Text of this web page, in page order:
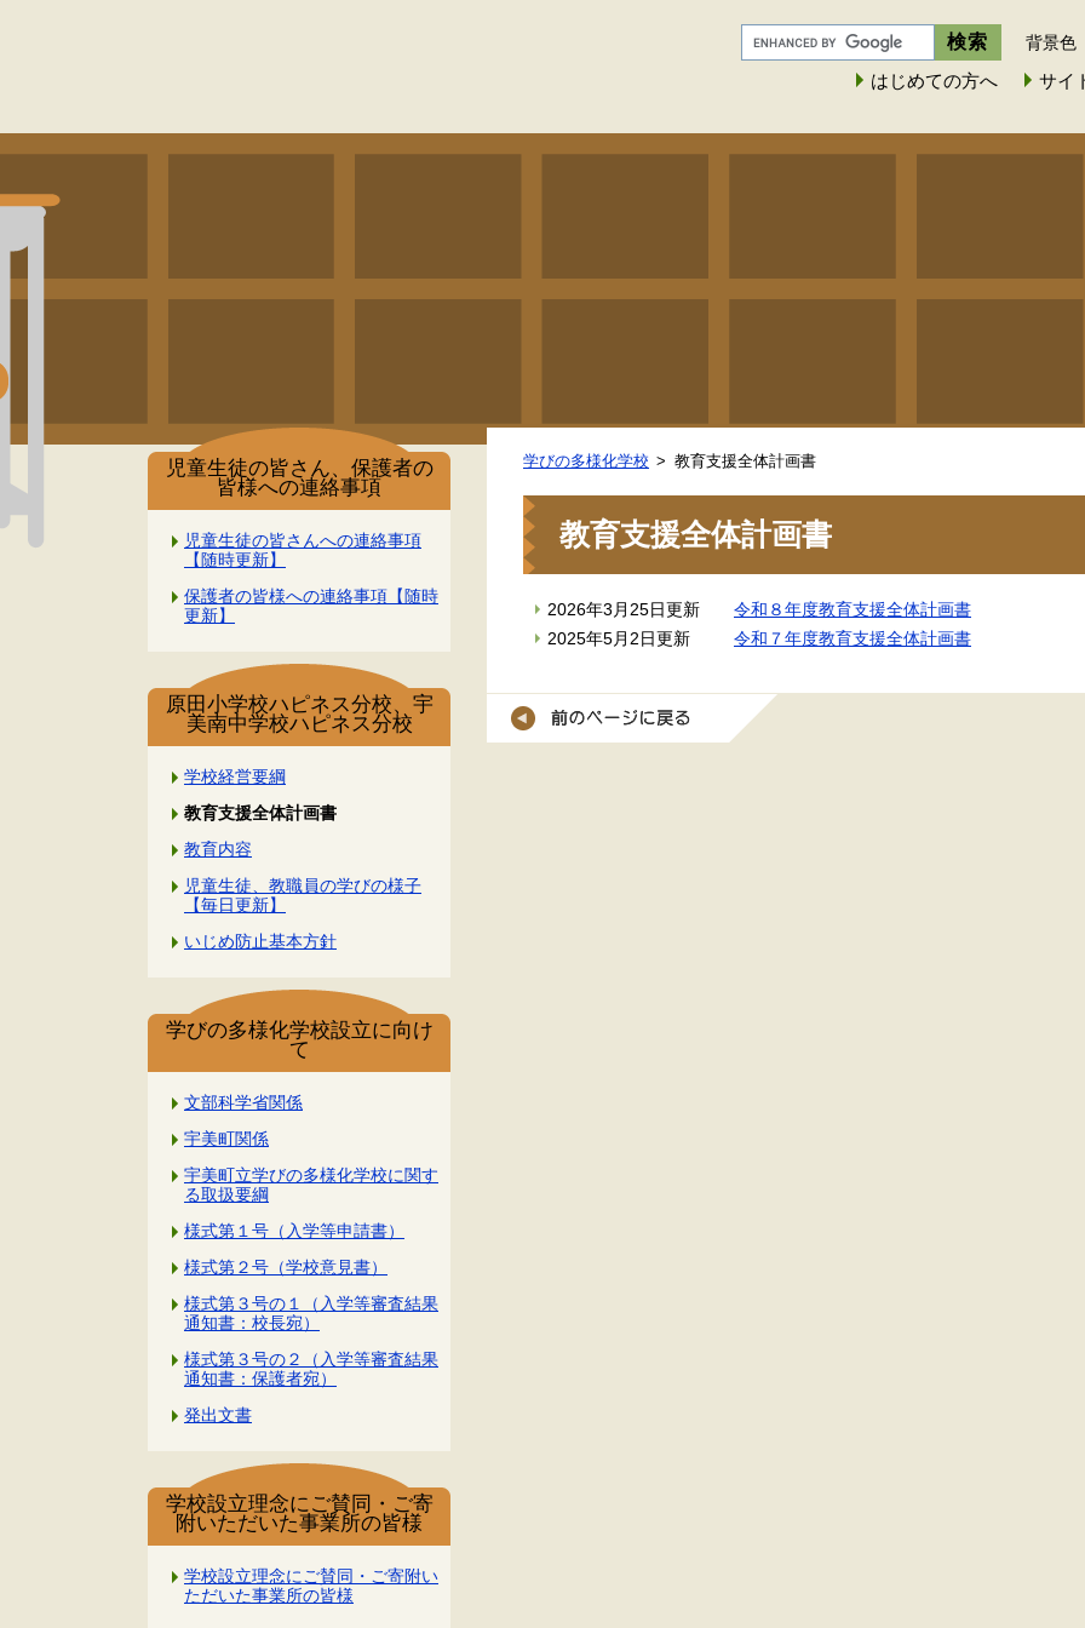
背景色
はじめての方へ サイ
児童生徒の皆さん、保護者の
皆様への連絡事項
児童生徒の皆さんへの連絡事項
【随時更新】
保護者の皆様への連絡事項【随時
更新】
原田小学校ハピネス分校、宇
美南中学校ハピネス分校
学校経営要綱
教育支援全体計画書
教育内容
児童生徒、教職員の学びの様子
【毎日更新】
いじめ防止基本方針
学びの多様化学校設立に向け
て
文部科学省関係
宇美町関係
宇美町立学びの多様化学校に関す
る取扱要綱
様式第１号（入学等申請書）
様式第２号（学校意見書）
様式第３号の１（入学等審査結果
通知書：校長宛）
様式第３号の２（入学等審査結果
通知書：保護者宛）
発出文書
学校設立理念にご賛同・ご寄
附いただいた事業所の皆様
学校設立理念にご賛同・ご寄附い
ただいた事業所の皆様
学びの多様化学校 教育支援全体計画書
教育支援全体計画書
2026年3月25日更新
令和８年度教育支援全体計画書
2025年5月2日更新
令和７年度教育支援全体計画書